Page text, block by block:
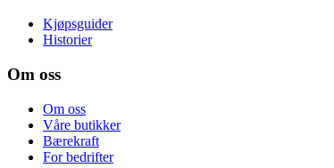
Kjøpsguider
Historier
Om oss
Om oss
Våre butikker
Bærekraft
For bedrifter